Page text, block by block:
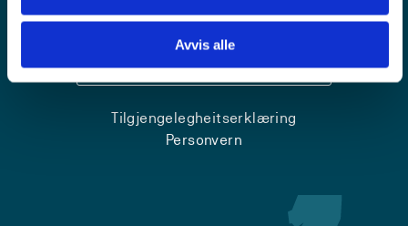
Avvis alle
Krise- og beredskapsnummer
Tilgjengelegheitserklæring
Personvern